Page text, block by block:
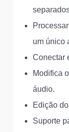
um único
Conectar
Modifica
áudio.
Edição
Suporte